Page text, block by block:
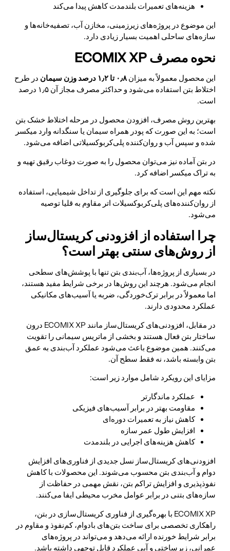
هزینه‌های تعمیرات بلندمدت کاهش پیدا می‌کند
این موضوع در پروژه‌های زیرزمینی، مخازن آب، تصفیه‌خانه‌ها و
سازه‌های ساحلی اهمیت بسیار زیادی دارد.
نحوه مصرف ECOMIX XP
این محصول معمولاً به میزان۰٫۸ تا ۱٫۲ درصد وزن سیمان
در طرح
اختلاط بتن استفاده می‌شود و حداکثر مصرف مجاز آن ۱٫۵ درصد
است.
بهترین روش مصرف، افزودن محصول در مرحله اختلاط خشک بتن
است؛ به این صورت که پودر همراه سیمان یا سنگدانه وارد میکسر
شده و سپس آب و روان‌کننده پلی‌کربوکسیلاتی اضافه می‌شود.
در بتن آماده نیز می‌توان محصول را به صورت دوغاب رقیق تهیه و
به تراک میکسر اضافه کرد.
نکته مهم این است که برای جلوگیری از تداخل شیمیایی، استفاده
از روان‌کننده‌های پلی‌کربوکسیلات اتر مقاوم به قلیا توصیه
می‌شود.
چرا استفاده از افزودنی کریستال‌ساز
از روش‌های سنتی بهتر است؟
در بسیاری از پروژه‌ها، آب‌بندی بتن تنها با پوشش‌های سطحی
انجام می‌شود. هرچند این روش‌ها در برخی شرایط مفید هستند،
اما معمولاً در برابر ترک‌خوردگی، ضربه یا آسیب‌های مکانیکی
عملکرد محدودی دارند.
در مقابل، افزودنی‌های کریستال‌ساز مانند ECOMIX XP درون
ساختار بتن فعال هستند و بخشی از ماتریس سیمانی را تقویت
می‌کنند. همین موضوع باعث می‌شود عملکرد آب‌بندی به عمق
بتن وابسته باشد، نه فقط سطح آن.
مزایای این رویکرد شامل موارد زیر است:
عملکرد ماندگارتر
مقاومت بهتر در برابر آسیب‌های فیزیکی
کاهش نیاز به تعمیرات دوره‌ای
افزایش طول عمر سازه
کاهش هزینه‌های اجرایی در بلندمدت
افزودنی‌های کریستال‌ساز نسل جدیدی از فناوری‌های افزایش
دوام و آب‌بندی بتن محسوب می‌شوند. این محصولات با کاهش
نفوذپذیری و افزایش تراکم بتن، نقش مهمی در حفاظت از
سازه‌های بتنی در برابر عوامل مخرب محیطی ایفا می‌کنند.
ECOMIX XP با بهره‌گیری از فناوری کریستال‌سازی در بتن،
راهکاری تخصصی برای ساخت بتن‌های بادوام، کم‌نفوذ و مقاوم در
برابر شرایط خورنده ارائه می‌دهد و می‌تواند در پروژه‌های
عمرانی، زیرساختی و آبی عملکرد قابل توجهی داشته باشد.